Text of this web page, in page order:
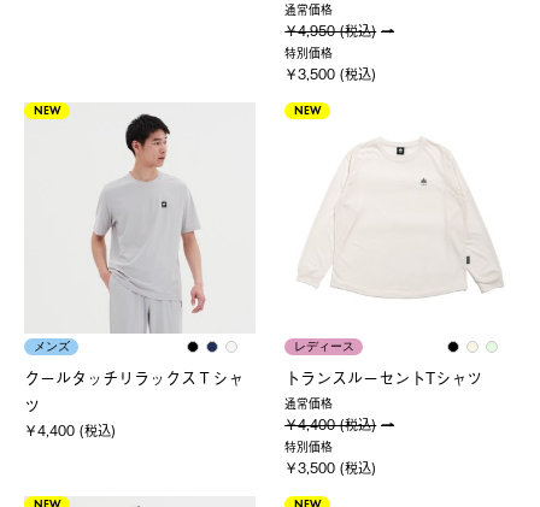
通常価格
￥4,950 (税込)
特別価格
￥3,500 (税込)
NEW
メンズ
クールタッチリラックスＴシャ
ツ
￥4,400 (税込)
NEW
レディース
トランスルーセントTシャツ
通常価格
￥4,400 (税込)
特別価格
￥3,500 (税込)